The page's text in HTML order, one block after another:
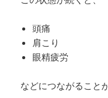
頭痛
肩こり
眼精疲労
などにつながること